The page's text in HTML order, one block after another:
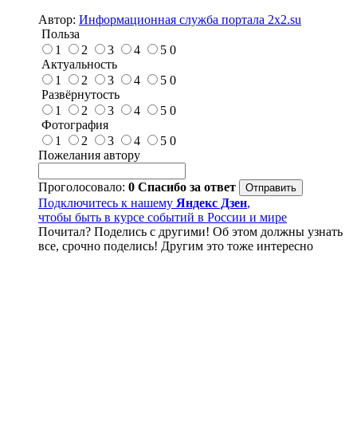
Автор: Информационная служба портала 2x2.su
Польза
1
2 3 4 5 0
Актуальность
1
2 3 4 5 0
Развёрнутость
1
2 3 4 5 0
Фотография
1
2 3 4 5 0
Пожелания автору
Проголосовало: 0 Спасибо за ответ
Подключитесь к нашему Яндекс Дзен,
чтобы быть в курсе событий в России и мире
Почитал? Поделись с другими! Об этом должны узнать
все, срочно поделись! Другим это тоже интересно